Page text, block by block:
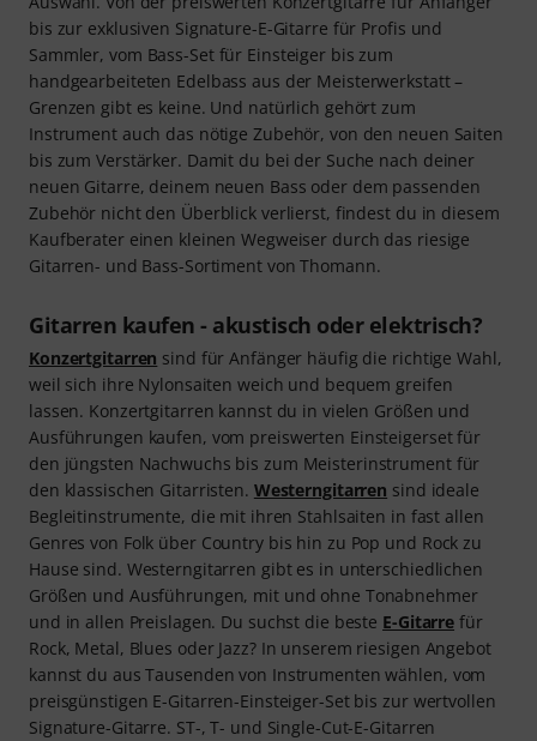
bis zur exklusiven Signature-E-Gitarre für Profis und
Sammler, vom Bass-Set für Einsteiger bis zum
handgearbeiteten Edelbass aus der Meisterwerkstatt –
Grenzen gibt es keine. Und natürlich gehört zum
Instrument auch das nötige Zubehör, von den neuen Saiten
bis zum Verstärker. Damit du bei der Suche nach deiner
neuen Gitarre, deinem neuen Bass oder dem passenden
Zubehör nicht den Überblick verlierst, findest du in diesem
Kaufberater einen kleinen Wegweiser durch das riesige
Gitarren- und Bass-Sortiment von Thomann.
Gitarren kaufen - akustisch oder elektrisch?
Konzertgitarren sind für Anfänger häufig die richtige Wahl,
weil sich ihre Nylonsaiten weich und bequem greifen
lassen. Konzertgitarren kannst du in vielen Größen und
Ausführungen kaufen, vom preiswerten Einsteigerset für
den jüngsten Nachwuchs bis zum Meisterinstrument für
den klassischen Gitarristen. Westerngitarren sind ideale
Begleitinstrumente, die mit ihren Stahlsaiten in fast allen
Genres von Folk über Country bis hin zu Pop und Rock zu
Hause sind. Westerngitarren gibt es in unterschiedlichen
Größen und Ausführungen, mit und ohne Tonabnehmer
und in allen Preislagen. Du suchst die beste E-Gitarre für
Rock, Metal, Blues oder Jazz? In unserem riesigen Angebot
kannst du aus Tausenden von Instrumenten wählen, vom
preisgünstigen E-Gitarren-Einsteiger-Set bis zur wertvollen
Signature-Gitarre. ST-, T- und Single-Cut-E-Gitarren